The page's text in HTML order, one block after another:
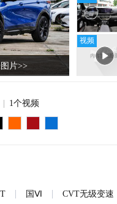
片>>
视频
1个视频
国Ⅵ CVT无级变速